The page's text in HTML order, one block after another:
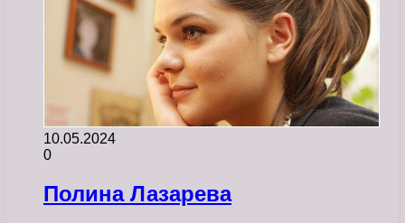
10.05.2024
0
Полина Лазарева